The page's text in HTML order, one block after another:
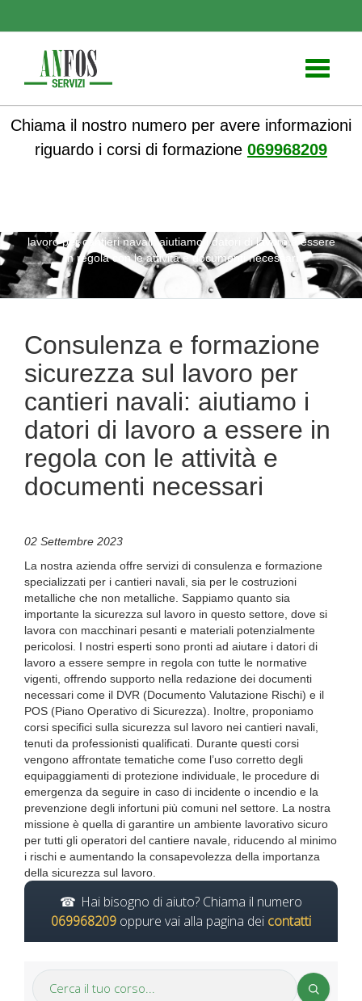
Toggle
Chiama il nostro numero per avere informazioni
riguardo i corsi di formazione 069968209
lavoro per cantieri navali: aiutiamo i datori di lavoro a essere
in regola con le attività e documenti necessari
Consulenza e formazione
sicurezza sul lavoro per
cantieri navali: aiutiamo i
datori di lavoro a essere in
regola con le attività e
documenti necessari
02 Settembre 2023
La nostra azienda offre servizi di consulenza e formazione
specializzati per i cantieri navali, sia per le costruzioni
metalliche che non metalliche. Sappiamo quanto sia
importante la sicurezza sul lavoro in questo settore, dove si
lavora con macchinari pesanti e materiali potenzialmente
pericolosi. I nostri esperti sono pronti ad aiutare i datori di
lavoro a essere sempre in regola con tutte le normative
vigenti, offrendo supporto nella redazione dei documenti
necessari come il DVR (Documento Valutazione Rischi) e il
POS (Piano Operativo di Sicurezza). Inoltre, proponiamo
corsi specifici sulla sicurezza sul lavoro nei cantieri navali,
tenuti da professionisti qualificati. Durante questi corsi
vengono affrontate tematiche come l’uso corretto degli
equipaggiamenti di protezione individuale, le procedure di
emergenza da seguire in caso di incidente o incendio e la
prevenzione degli infortuni più comuni nel settore. La nostra
missione è quella di garantire un ambiente lavorativo sicuro
per tutti gli operatori del cantiere navale, riducendo al minimo
i rischi e aumentando la consapevolezza della importanza
della sicurezza sul lavoro.
Hai bisogno di aiuto? Chiama il numero
069968209 oppure vai alla pagina dei contatti